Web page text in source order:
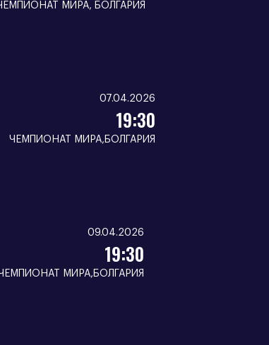
МИРА, БОЛГАРИЯ
07.04.2026
19:30
ЧЕМПИОНАТ МИРА,БОЛГАРИЯ
09.04.2026
19:30
МИРА,БОЛГАРИЯ